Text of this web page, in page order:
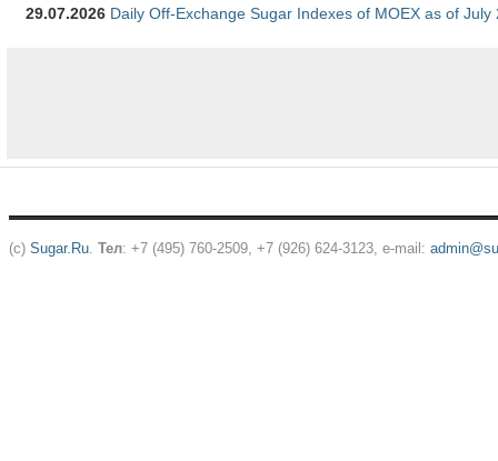
29.07.2026 Daily Off-Exchange Sugar Indexes of MOEX as of July
(c) Sugar.Ru. Тел: +7 (495) 760-2509, +7 (926) 624-3123, e-mail: